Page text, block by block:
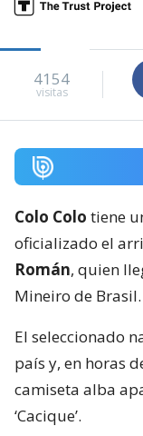
4154
visitas
Colo Colo tiene
oficializado el
Román, quien
Mineiro de Brasil.
El seleccionado
país y, en horas
camiseta alba
‘Cacique’.